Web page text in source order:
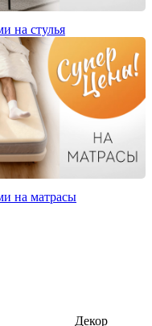
на стулья
на матрасы
Декор